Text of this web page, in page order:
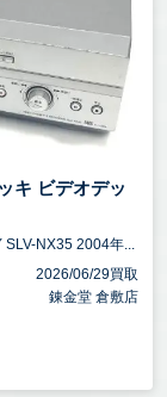
キ ビデオデッ
SLV-NX35 2004年...
2026/06/29買取
錬金堂 倉敷店